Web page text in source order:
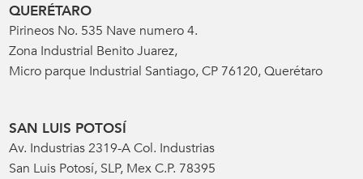
QUERÉTARO
Pirineos No. 535 Nave numero 4.
Zona Industrial Benito Juarez,
Micro parque Industrial Santiago, CP 76120, Querétaro
SAN LUIS POTOSÍ
Av. Industrias 2319-A Col. Industrias
San Luis Potosí, SLP, Mex C.P. 78395